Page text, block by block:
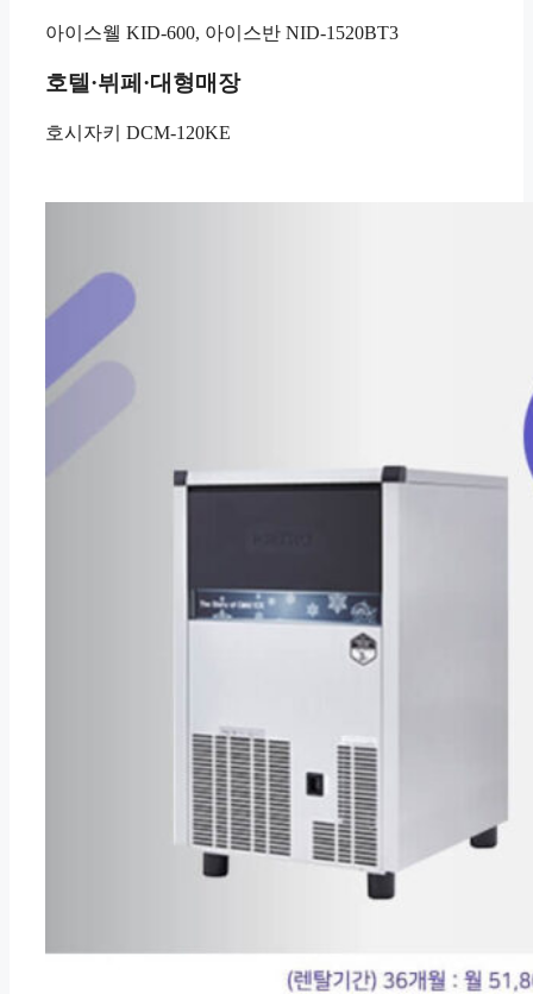
아이스웰 KID-600, 아이스반 NID-1520BT3
호텔·뷔페·대형매장
호시자키 DCM-120KE